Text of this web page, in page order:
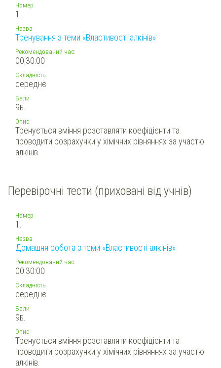
Номер
1.
Назва
Тренування з теми «Властивості алкінів»
Рекомендований час:
00:30:00
Складність
середнє
Бали
9Б.
Опис
Тренується вміння розставляти коефіцієнти та
проводити розрахунки у хімічних рівняннях за участю
алкінів.
Перевірочні тести (приховані від учнів)
Номер
1.
Назва
Домашня робота з теми «Властивості алкінів»
Рекомендований час:
00:30:00
Складність
середнє
Бали
9Б.
Опис
Тренується вміння розставляти коефіцієнти та
проводити розрахунки у хімічних рівняннях за участю
алкінів.